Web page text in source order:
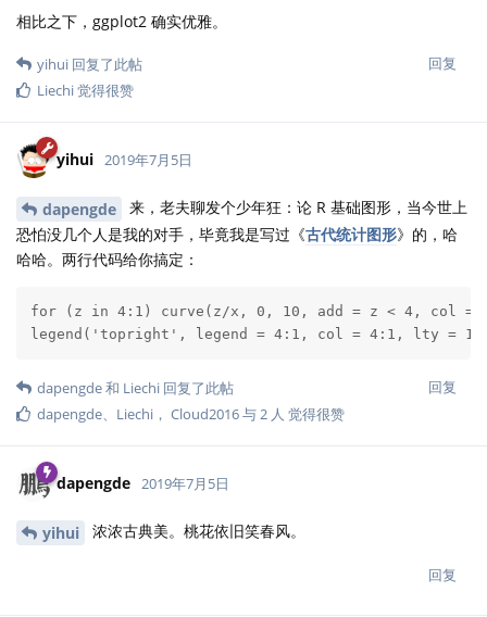
相比之下，ggplot2 确实优雅。
回复
yihui 回复了此帖
Liechi觉得很赞
yihui 2019年7月5日
dapengde
来，老夫聊发个少年狂：论 R 基础图形，当今世上
恐怕没几个人是我的对手，毕竟我是写过《古代统计图形》的，哈
哈哈。两行代码给你搞定：
for (z in 4:1) curve(z/x, 0, 10, add = z < 4, col =
legend('topright', legend = 4:1, col = 4:1, lty =
回复
dapengde和 Liechi 回复了此帖
dapengde、 Liechi ， Cloud2016与2 人 觉得很赞
dapengde 2019年7月5日
yihui 浓浓古典美。桃花依旧笑春风。
回复